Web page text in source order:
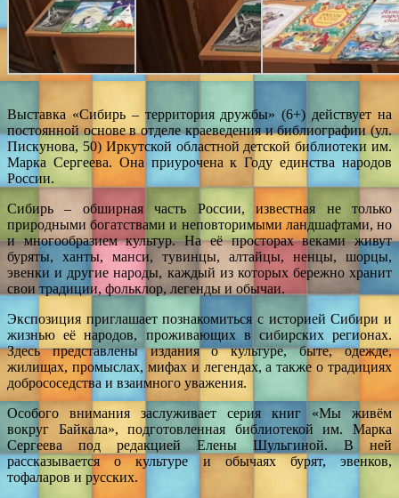
Выставка «Сибирь – территория дружбы» (6+) действует на
постоянной основе в отделе краеведения и библиографии (ул.
Пискунова, 50) Иркутской областной детской библиотеки им.
Марка Сергеева. Она приурочена к Году единства народов
России.
Сибирь – обширная часть России, известная не только
природными богатствами и неповторимыми ландшафтами, но
и многообразием культур. На её просторах веками живут
буряты, ханты, манси, тувинцы, алтайцы, ненцы, шорцы,
эвенки и другие народы, каждый из которых бережно хранит
свои традиции, фольклор, легенды и обычаи.
Экспозиция приглашает познакомиться с историей Сибири и
жизнью её народов, проживающих в сибирских регионах.
Здесь представлены издания о культуре, быте, одежде,
жилищах, промыслах, мифах и легендах, а также о традициях
добрососедства и взаимного уважения.
Особого внимания заслуживает серия книг «Мы живём
вокруг Байкала», подготовленная библиотекой им. Марка
Сергеева под редакцией Елены Шульгиной. В ней
рассказывается о культуре и обычаях бурят, эвенков,
тофаларов и русских.